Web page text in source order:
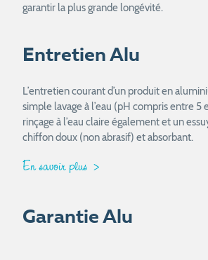
garantir la plus grande longévité.
Entretien Alu
L’entretien courant d’un produit en
simple lavage à l’eau (pH compris entre 5
rinçage à l’eau claire également et un
chiffon doux (non abrasif) et absorbant.
En savoir plus
Garantie Alu